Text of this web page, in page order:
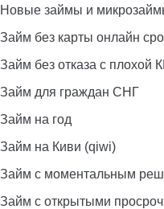
Новые займы и
Займ без карты онлайн
Займ без отказа с плохой
Займ для граждан СНГ
Займ на год
Займ на Киви (qiwi)
Займ c моментальным
Займ с открытыми